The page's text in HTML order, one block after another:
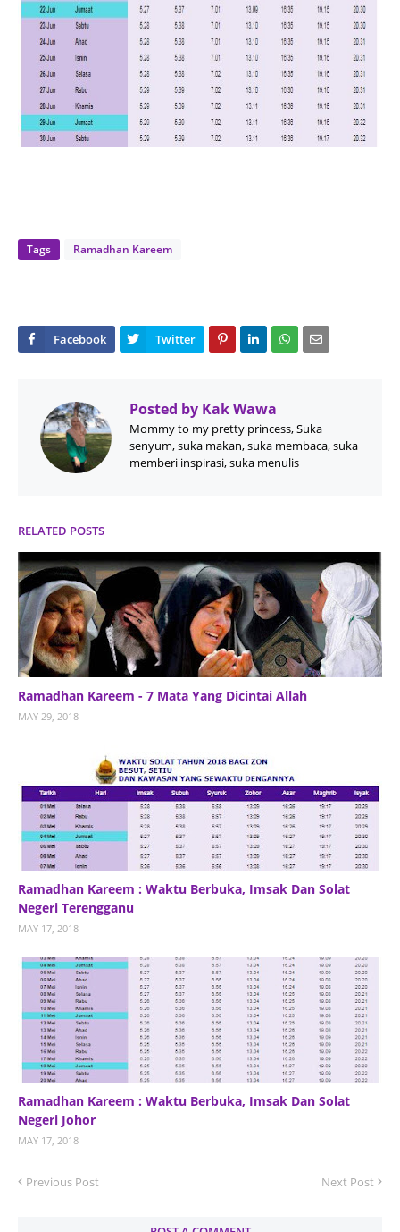
Tags Ramadhan Kareem
Posted by Kak Wawa
Mommy to my pretty princess, Suka
senyum, suka makan, suka membaca, suka
memberi inspirasi, suka menulis
RELATED POSTS
Ramadhan Kareem - 7 Mata Yang Dicintai Allah
MAY 29, 2018
Ramadhan Kareem : Waktu Berbuka, Imsak Dan Solat
Negeri Terengganu
MAY 17, 2018
Ramadhan Kareem : Waktu Berbuka, Imsak Dan Solat
Negeri Johor
MAY 17, 2018
Previous Post Next Post